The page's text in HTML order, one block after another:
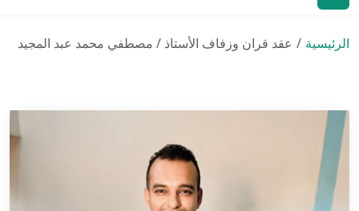
الرئيسية عقد قران وزفاف الأستاذ / مصطفي محمد عبد المجيد